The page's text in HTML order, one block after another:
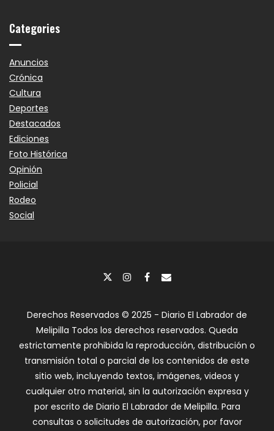
Categories
Anuncios
Crónica
Cultura
Deportes
Destacados
Ediciones
Foto Histórica
Opinión
Policial
Rodeo
Social
Derechos Reservados © 2025 - Diario El Labrador de
Melipilla Todos los derechos reservados. Queda
estrictamente prohibida la reproducción, distribución o
transmisión total o parcial de los contenidos de este
sitio web, incluyendo textos, imágenes, videos y
cualquier otro material, sin la autorización expresa y
por escrito de Diario El Labrador de Melipilla. Para
consultas o solicitudes de autorización, por favor